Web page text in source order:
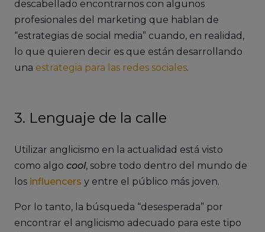
descabellado encontrarnos con algunos
profesionales del marketing que hablan de
“estrategias de social media” cuando, en realidad,
lo que quieren decir es que están desarrollando
una estrategia para las redes sociales.
3. Lenguaje de la calle
Utilizar anglicismo en la actualidad está visto
como algo cool, sobre todo dentro del mundo de
los influencers y entre el público más joven.
Por lo tanto, la búsqueda “desesperada” por
encontrar el anglicismo adecuado para este tipo